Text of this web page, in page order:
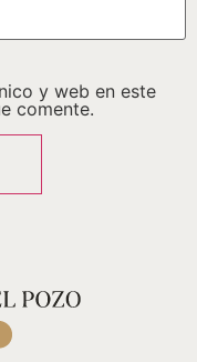
y web en este
comente.